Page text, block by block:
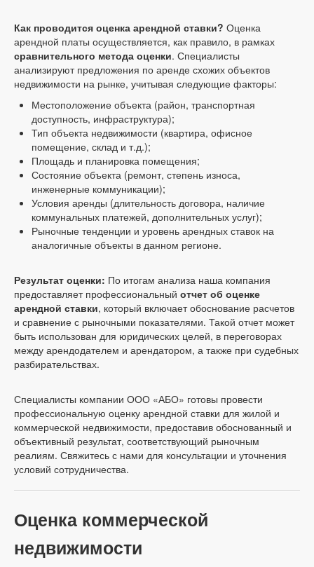
Как проводится оценка арендной ставки? Оценка
арендной платы осуществляется, как правило, в рамках
сравнительного метода оценки. Специалисты
анализируют предложения по аренде схожих объектов
недвижимости на рынке, учитывая следующие факторы:
Местоположение объекта (район, транспортная
доступность, инфраструктура);
Тип объекта недвижимости (квартира, офисное
помещение, склад и т.д.);
Площадь и планировка помещения;
Состояние объекта (ремонт, степень износа,
инженерные коммуникации);
Условия аренды (длительность договора, наличие
коммунальных платежей, дополнительных услуг);
Рыночные тенденции и уровень арендных ставок на
аналогичные объекты в данном регионе.
Результат оценки: По итогам анализа наша компания
предоставляет профессиональный отчет об оценке
арендной ставки, который включает обоснование расчетов
и сравнение с рыночными показателями. Такой отчет может
быть использован для юридических целей, в переговорах
между арендодателем и арендатором, а также при судебных
разбирательствах.
Специалисты компании ООО «АБО» готовы провести
профессиональную оценку арендной ставки для жилой и
коммерческой недвижимости, предоставив обоснованный и
объективный результат, соответствующий рыночным
реалиям. Свяжитесь с нами для консультации и уточнения
условий сотрудничества.
Оценка коммерческой
недвижимости